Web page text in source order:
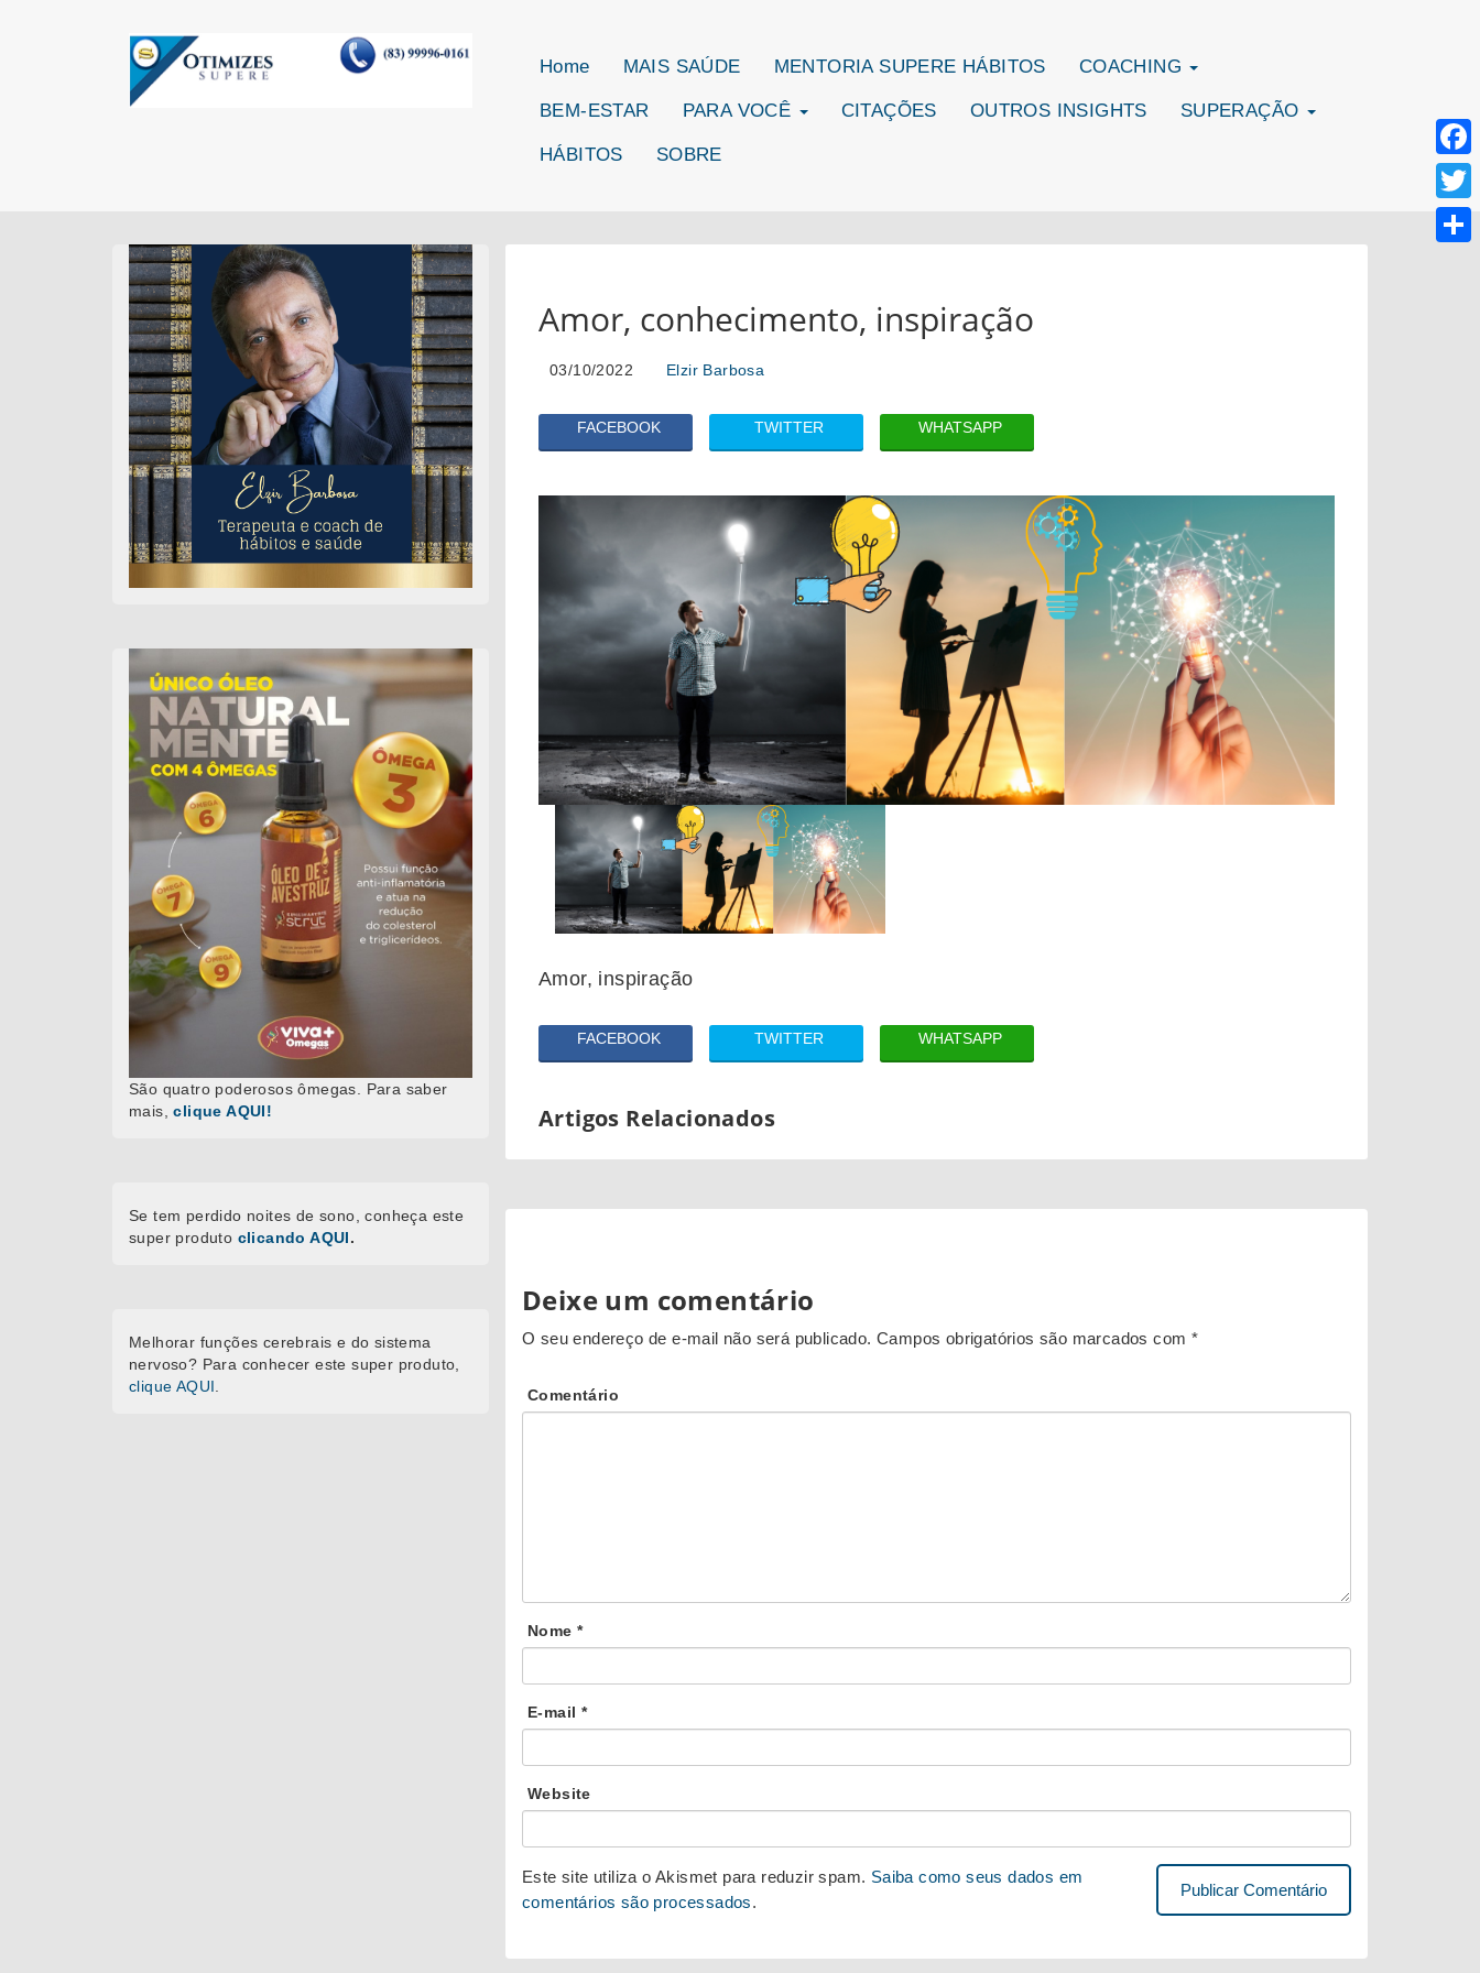
Home MAIS SAÚDE MENTORIA SUPERE HÁBITOS COACHING
BEM-ESTAR PARA VOCÊ CITAÇÕES OUTROS INSIGHTS SUPERAÇÃO
HÁBITOS SOBRE
São quatro poderosos ômegas. Para saber
mais,clique AQUI!
Se tem perdido noites de sono, conheça este
super produto clicando AQUI.
Melhorar funções cerebrais e do sistema
nervoso? Para conhecer este super produto,
clique AQUI
Amor, conhecimento, inspiração
03/10/2022 Elzir Barbosa
FACEBOOK TWITTER WHATSAPP
Amor, inspiração
FACEBOOK TWITTER WHATSAPP
Artigos Relacionados
Deixe um comentário
O seu endereço de e-mail não será publicado. Campos obrigatórios são marcados com *
Comentário
Nome *
E-mail *
Website
Este site utiliza o Akismet para reduzir spam. Saiba como seus dados em
comentários são processados.